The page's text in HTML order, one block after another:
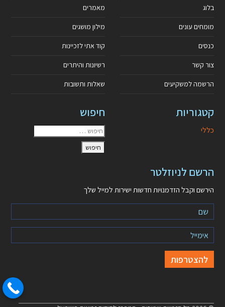
בלוג
מומחים עונים
כנסים
צור קשר
הרשמה למשקיעים
מאמרים
מילון מושגים
קוד אתי לזכיינות
רשיונות והיתרים
שאלות ותשובות
קטגוריות
כללי
חיפוש
הרשם לניוזלטר
הירשם וקבל הזדמנויות חדשות ישירות למייל שלך